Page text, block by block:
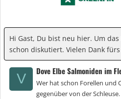
Hi Gast, Du bist neu hier. Um
schon diskutiert. Vielen Dank
V
Dove Elbe Salmoniden im
Wer hat schon Forellen und
gegenüber von der